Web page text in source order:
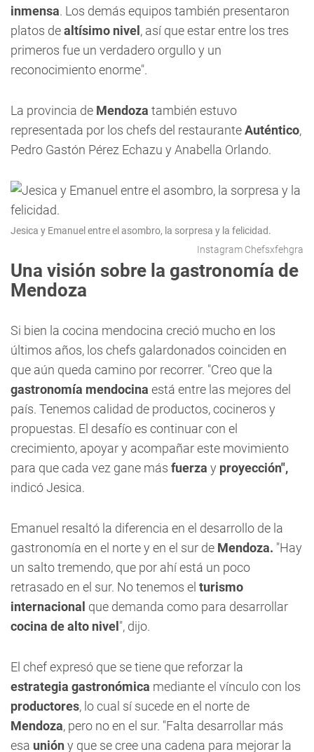
inmensa. Los demás equipos también presentaron
platos dealtísimo nivel , así que estar entre los tres
primeros fue un verdadero orgullo y un
reconocimiento enorme".
La provincia de Mendoza también estuvo
representada por los chefs del restauranteAuténtico,
Pedro Gastón Pérez Echazu y Anabella Orlando.
Jesica y Emanuel entre el asombro, la sorpresa y la felicidad.
Instagram Chefsxfehgra
Una visión sobre la gastronomía de
Mendoza
Si bien la cocina mendocina creció mucho en los
últimos años, los chefs galardonados coinciden en
que aún queda camino por recorrer. "Creo que la
gastronomía mendocina está entre las mejores del
país. Tenemos calidad de productos, cocineros y
propuestas. El desafío es continuar con el
crecimiento, apoyar y acompañar este movimiento
para que cada vez gane más fuerza y proyección",
indicó Jesica.
Emanuel resaltó la diferencia en el desarrollo de la
gastronomía en el norte y en el sur de Mendoza. "Hay
un salto tremendo, que por ahí está un poco
retrasado en el sur. No tenemos el turismo
internacional que demanda como para desarrollar
cocina de alto nivel ", dijo.
El chef expresó que se tiene que reforzar la
estrategia gastronómica mediante el vínculo con los
productores, lo cual sí sucede en el norte de
Mendoza, pero no en el sur. "Falta desarrollar más
esa unión y que se cree una cadena para mejorar la